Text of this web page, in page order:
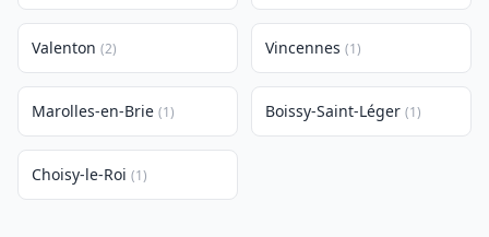
Valenton (2) Vincennes (1)
Marolles-en-Brie (1) Boissy-Saint-Léger (1)
Choisy-le-Roi (1)